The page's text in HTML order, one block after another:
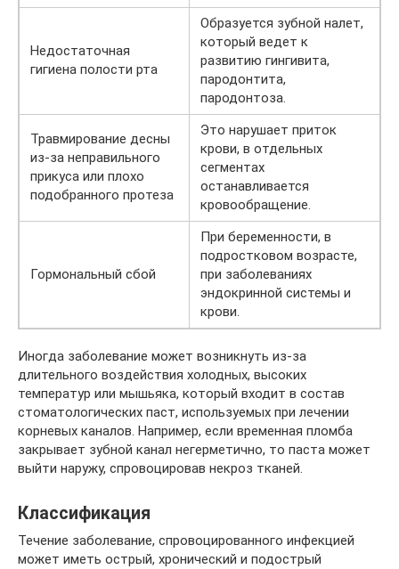
Недостаточная
гигиена полости рта
Образуется зубной налет,
который ведет к
развитию гингивита,
пародонтита,
пародонтоза.
Травмирование десны
из-за неправильного
прикуса или плохо
подобранного протеза
Это нарушает приток
крови, в отдельных
сегментах
останавливается
кровообращение.
Гормональный сбой
При беременности, в
подростковом возрасте,
при заболеваниях
эндокринной системы и
крови.
Иногда заболевание может возникнуть из-за
длительного воздействия холодных, высоких
температур или мышьяка, который входит в состав
стоматологических паст, используемых при лечении
корневых каналов. Например, если временная пломба
закрывает зубной канал негерметично, то паста может
выйти наружу, спровоцировав некроз тканей.
Классификация
Течение заболевание, спровоцированного инфекцией
может иметь острый, хронический и подострый